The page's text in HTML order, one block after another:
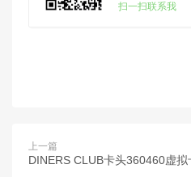
扫一扫联系我
上一篇
DINERS CLUB卡头360460虚拟